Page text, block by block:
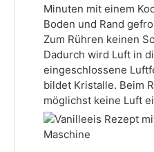
Minuten mit einem
Boden und Rand
Zum Rühren keinen
Dadurch wird Luft in
eingeschlossene
bildet Kristalle. Beim
möglichst keine Luft